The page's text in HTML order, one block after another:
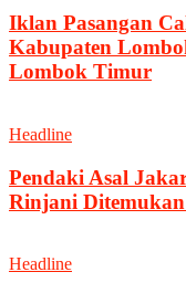
Iklan Pasangan
Kabupaten
Lombok Timur
Headline
Pendaki Asal
Rinjani
Headline